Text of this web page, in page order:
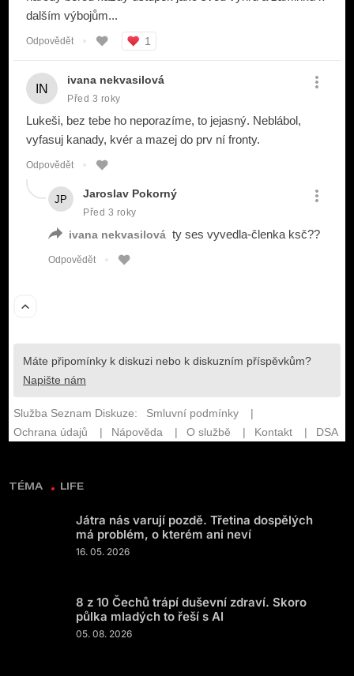
TÉMA LIFE
Játra nás varují pozdě. Třetina dospělých
má problém, o kterém ani neví
16. 05. 2026
8 z 10 Čechů trápí duševní zdraví. Skoro
půlka mladých to řeší s AI
05. 08. 2026